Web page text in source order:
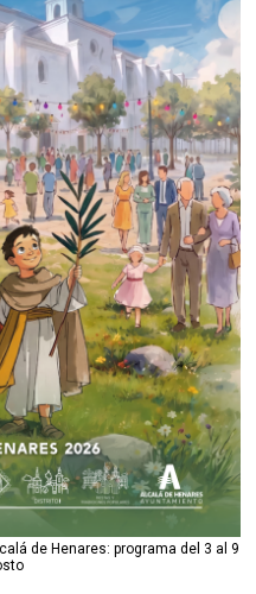
de Henares: programa del 3 al 9